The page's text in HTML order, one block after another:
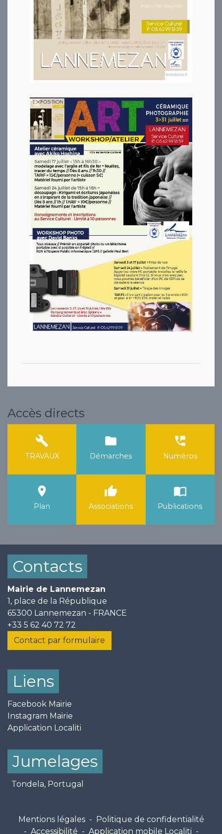
Accès directs
build
TRAVAUX
folder
Démarches
perm_phone_msg
Numéros
room
Plan
thumb_up
Associations
import_contacts
Publications
Contacts
Mairie de Lannemezan
1, place de la République
65300 Lannemezan - FRANCE
+33 5 62 40 72 72
Contact par formulaire
Liens
Facebook Mairie
Instagram Mairie
Application Localiti
Jumelages
Tondela, Portugal
Mentions légales - Politique de confidentialité
- Accessibilité - Application mobile Localiti -